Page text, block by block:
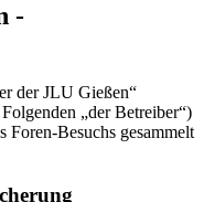
-
der JLU Gießen“
„der Betreiber“)
Foren-Besuchs gesammelt